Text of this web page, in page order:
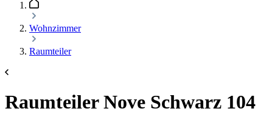
Wohnzimmer
Raumteiler
Raumteiler Nove Schwarz